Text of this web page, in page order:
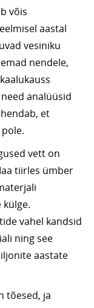
võis
aastal
vesiniku
nendele,
analüüsid
et
vett on
tiirles ümber
külge.
vahel kandsid
ning see
aastate
tõesed, ja